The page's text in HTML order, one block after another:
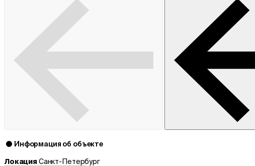
Информация об объекте
Локация Санкт-Петербург